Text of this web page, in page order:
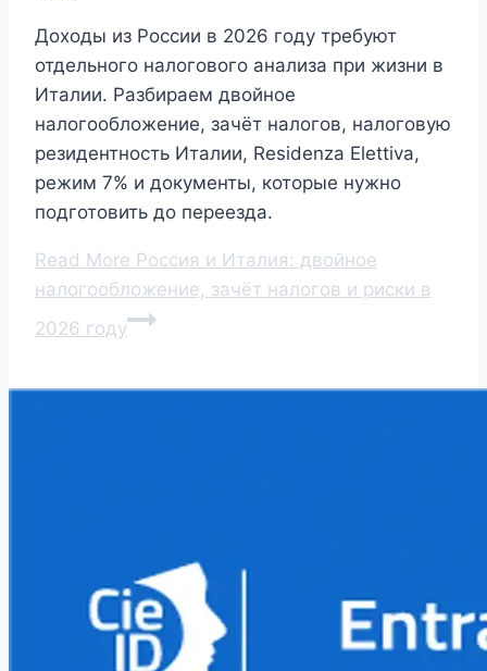
Доходы из России в 2026 году требуют
отдельного налогового анализа при жизни в
Италии. Разбираем двойное
налогообложение, зачёт налогов, налоговую
резидентность Италии, Residenza Elettiva,
режим 7% и документы, которые нужно
подготовить до переезда.
Read More Россия и Италия: двойное
налогообложение, зачёт налогов и риски в
2026 году